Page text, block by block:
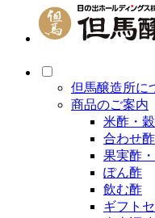
但馬醸造所に
商品のご案内
米酢・
合わせ酢
果実酢
ぽん酢
飲む酢
ギフト